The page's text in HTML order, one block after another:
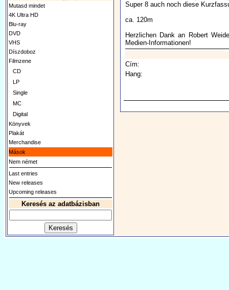
Mutasd mindet
4K Ultra HD
Blu-ray
DVD
VHS
Díszdoboz
Filmzene
CD
LP
Single
MC
Digital
Könyvek
Plakát
Merchandise
Mások
Nem német
Last entries
New releases
Upcoming releases
Keresés az adatbázisban
Super 8 auch noch diese
ca. 120m
Herzlichen Dank an Robert
Medien-Informationen!
Cím:
Hang: